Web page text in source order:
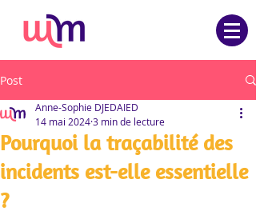
Post
Pourquoi la traçabilité des
incidents est-elle essentielle
?
Anne-Sophie DJEDAIED
14 mai 20243 min de lecture